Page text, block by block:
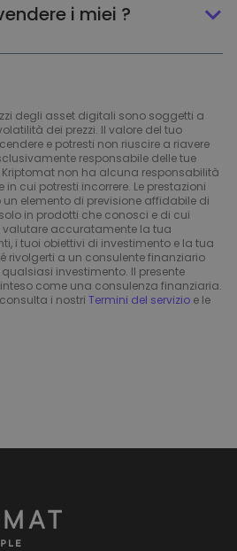
i miei ?
degli asset digitali sono soggetti a
dei prezzi. Il valore del tuo
e potresti non riuscire a riavere
responsabile delle tue
non ha alcuna responsabilità
cui potresti incorrere. Le prestazioni
elemento di previsione affidabile di
in prodotti che conosci e di cui
valutare accuratamente la tua
i tuoi obiettivi di investimento e la tua
rivolgerti a un consulente finanziario
investimento. Il presente
come una consulenza finanziaria.
i nostri Termini del servizio e le